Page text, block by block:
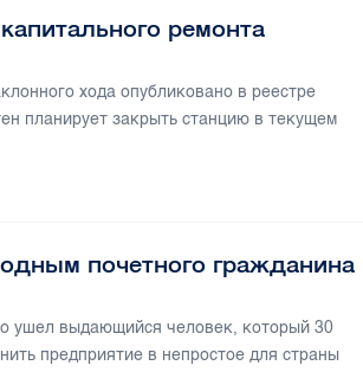
ремонта
хода опубликовано в реестре
планирует закрыть станцию в текущем
почетного гражданина
ушел выдающийся человек, который 30
предприятие в непростое для страны